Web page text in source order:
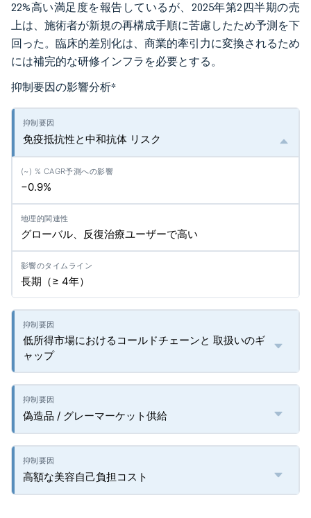
22%高い満足度を報告しているが、2025年第2四半期の売
上は、施術者が新規の再構成手順に苦慮したため予測を下
回った。臨床的差別化は、商業的牽引力に変換されるため
には補完的な研修インフラを必要とする。
抑制要因の影響分析*
免疫抵抗性と中和抗体 リスク
−0.9%
グローバル、反復治療ユーザーで高い
長期（≥ 4年）
低所得市場におけるコールドチェーンと 取扱いのギ
ャップ
偽造品 / グレーマーケット供給
高額な美容自己負担コスト